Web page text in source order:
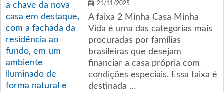
21/11/2025
A faixa 2 Minha Casa Minha
Vida é uma das categorias mais
procuradas por famílias
brasileiras que desejam
financiar a casa própria com
condições especiais. Essa faixa é
destinada …